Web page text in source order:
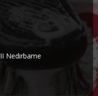
Nedirbame